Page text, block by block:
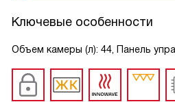
Ключевые особенности
Объем камеры (л): 44, Панель